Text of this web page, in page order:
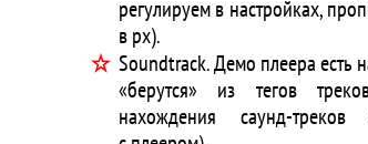
регулируем в настройках,
в px).
Soundtrack. Демо плеера есть
«берутся» из тегов
нахождения саунд-